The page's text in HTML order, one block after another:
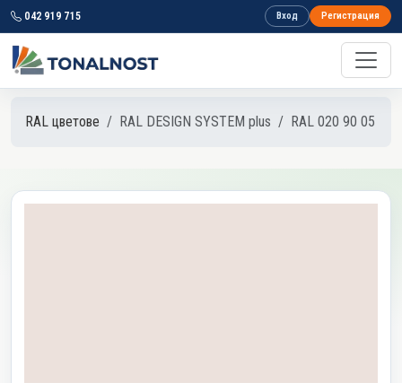
042 919 715 Вход Регистрация
RAL цветове RAL DESIGN SYSTEM plus RAL 020 90 05